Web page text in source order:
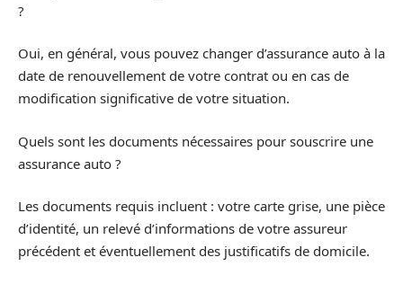
?
Oui, en général, vous pouvez changer d’assurance auto à la
date de renouvellement de votre contrat ou en cas de
modification significative de votre situation.
Quels sont les documents nécessaires pour souscrire une
assurance auto ?
Les documents requis incluent : votre carte grise, une pièce
d’identité, un relevé d’informations de votre assureur
précédent et éventuellement des justificatifs de domicile.